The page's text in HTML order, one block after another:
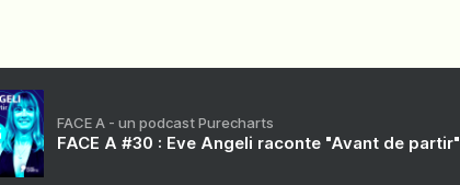
FACE A - un podcast Purecharts
FACE A #30 : Eve Angeli raconte "Avant de partir"